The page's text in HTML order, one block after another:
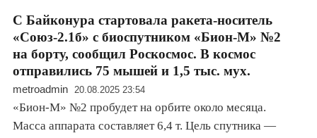
С Байконура стартовала ракета-носитель
«Союз-2.1б» с биоспутником «Бион-М» №2
на борту, сообщил Роскосмос. В космос
отправились 75 мышей и 1,5 тыс. мух.
metroadmin 20.08.2025 23:54
«Бион-М» №2 пробудет на орбите около месяца.
Масса аппарата составляет 6,4 т. Цель спутника —